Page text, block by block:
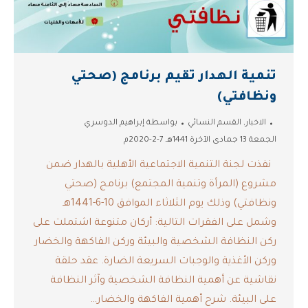
تنمية الهدار تقيم برنامج (صحتي
ونظافتي)
الاخبار, القسم النسائي بواسطة إبراهيم الدوسري
الجمعة 13 جمادى الآخرة 1441هـ 7-2-2020م
نفذت لجنة التنمية الاجتماعية الأهلية بالهدار ضمن
مشروع (المرأة وتنمية المجتمع) برنامج (صحتي
ونظافتي) وذلك يوم الثلاثاء الموافق 10-6-1441هـ
وشمل على الفقرات التالية: أركان متنوعة اشتملت على
ركن النظافة الشخصية والبيئة وركن الفاكهة والخضار
وركن الأغذية والوجبات السريعة الضارة. عقد حلقة
نقاشية عن أهمية النظافة الشخصية وآثر النظافة
على البيئة. شرح أهمية الفاكهة والخضار…